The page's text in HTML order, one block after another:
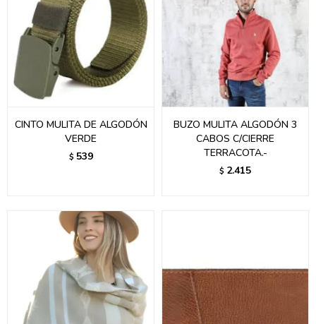
CINTO MULITA DE ALGODÓN
VERDE
$ 539
BUZO MULITA ALGODÓN 3
CABOS C/CIERRE
TERRACOTA.-
$ 2.415